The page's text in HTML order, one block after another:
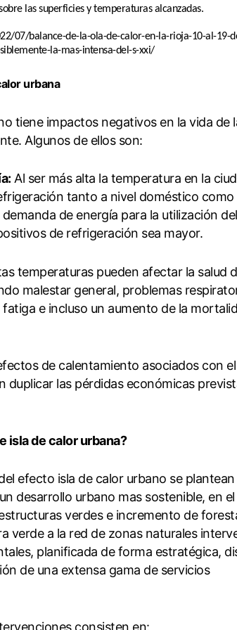
las superficies y temperaturas alcanzadas.
07/balance-de-la-ola-de-calor-en-la-rioja-10-al-19-
la-mas-intensa-del-s-xxi/
urbana
tiene impactos negativos en la vida de
Algunos de ellos son:
Al ser más alta la temperatura en la
tanto a nivel doméstico como
de energía para la utilización
de refrigeración sea mayor.
temperaturas pueden afectar la salud
malestar general, problemas
e incluso un aumento de la
de calentamiento asociados con
duplicar las pérdidas económicas
isla de calor urbana?
efecto isla de calor urbano se
desarrollo urbano mas sostenible, en el
verdes e incremento de
verde a la red de zonas naturales
planificada de forma estratégica,
de una extensa gama de servicios
consisten en: